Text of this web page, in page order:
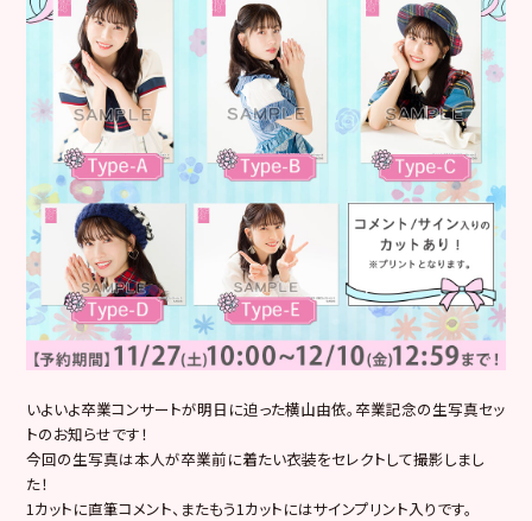
いよいよ卒業コンサートが明日に迫った横山由依。卒業記念の生写真セッ
トのお知らせです！
今回の生写真は本人が卒業前に着たい衣装をセレクトして撮影しまし
た！
1カットに直筆コメント、またもう1カットにはサインプリント入りです。